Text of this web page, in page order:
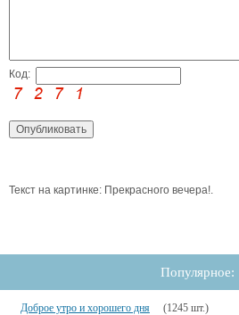
Код:
Текст на картинке: Прекрасного вечера!.
Популярное:
Доброе утро и хорошего дня (1245 шт.)